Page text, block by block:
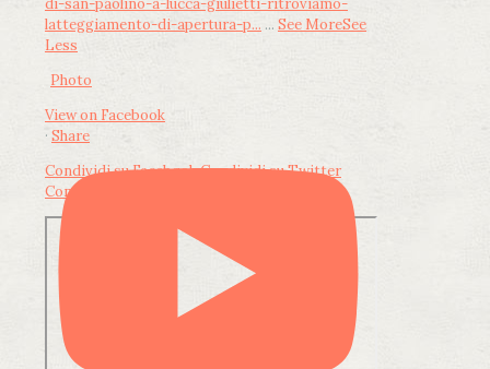
di-san-paolino-a-lucca-giulietti-ritroviamo-
latteggiamento-di-apertura-p... ... See MoreSee
Less
Photo
View on Facebook
· Share
Condividi su FacebookCondividi su Twitter
Condividi su LinkedIn